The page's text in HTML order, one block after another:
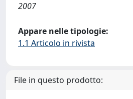
2007
Appare nelle tipologie:
1.1 Articolo in rivista
File in questo prodotto: